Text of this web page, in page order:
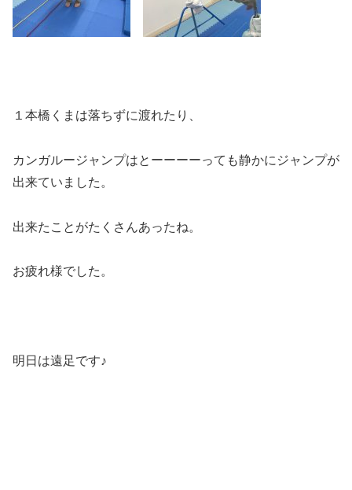
１本橋くまは落ちずに渡れたり、
カンガルージャンプはとーーーーっても静かにジャンプが
出来ていました。
出来たことがたくさんあったね。
お疲れ様でした。
明日は遠足です♪